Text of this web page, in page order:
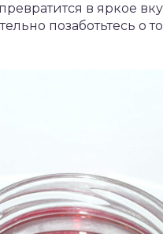
в яркое
позаботьтесь о